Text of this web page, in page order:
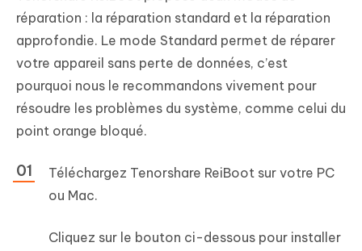
réparation : la réparation standard et la réparation
approfondie. Le mode Standard permet de réparer
votre appareil sans perte de données, c’est
pourquoi nous le recommandons vivement pour
résoudre les problèmes du système, comme celui du
point orange bloqué.
Téléchargez Tenorshare ReiBoot sur votre PC
ou Mac.
Cliquez sur le bouton ci-dessous pour installer